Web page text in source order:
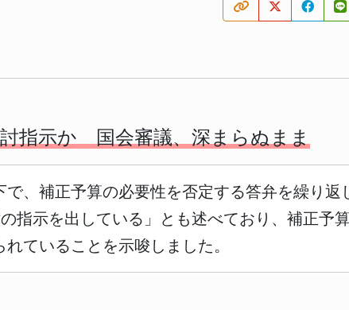
指示か 国会審議、深まらぬまま
、補正予算の必要性を否定する答弁を繰り返
指示を出している」とも述べており、補正予
ていることを示唆しました。